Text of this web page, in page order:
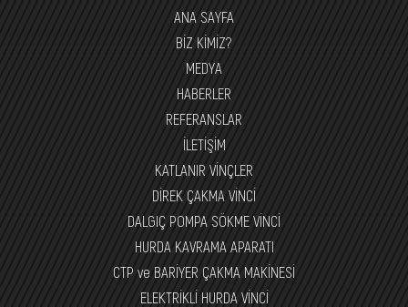
ANA SAYFA
BİZ KİMİZ?
MEDYA
HABERLER
REFERANSLAR
İLETİŞİM
KATLANIR VİNÇLER
DİREK ÇAKMA VİNCİ
DALGIÇ POMPA SÖKME VİNCİ
HURDA KAVRAMA APARATI
CTP ve BARİYER ÇAKMA MAKİNESİ
ELEKTRİKLİ HURDA VİNCİ